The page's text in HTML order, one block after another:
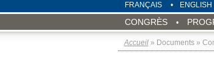
FRANÇAIS ENGLISH
CONGRÈS
Accueil» Documents »